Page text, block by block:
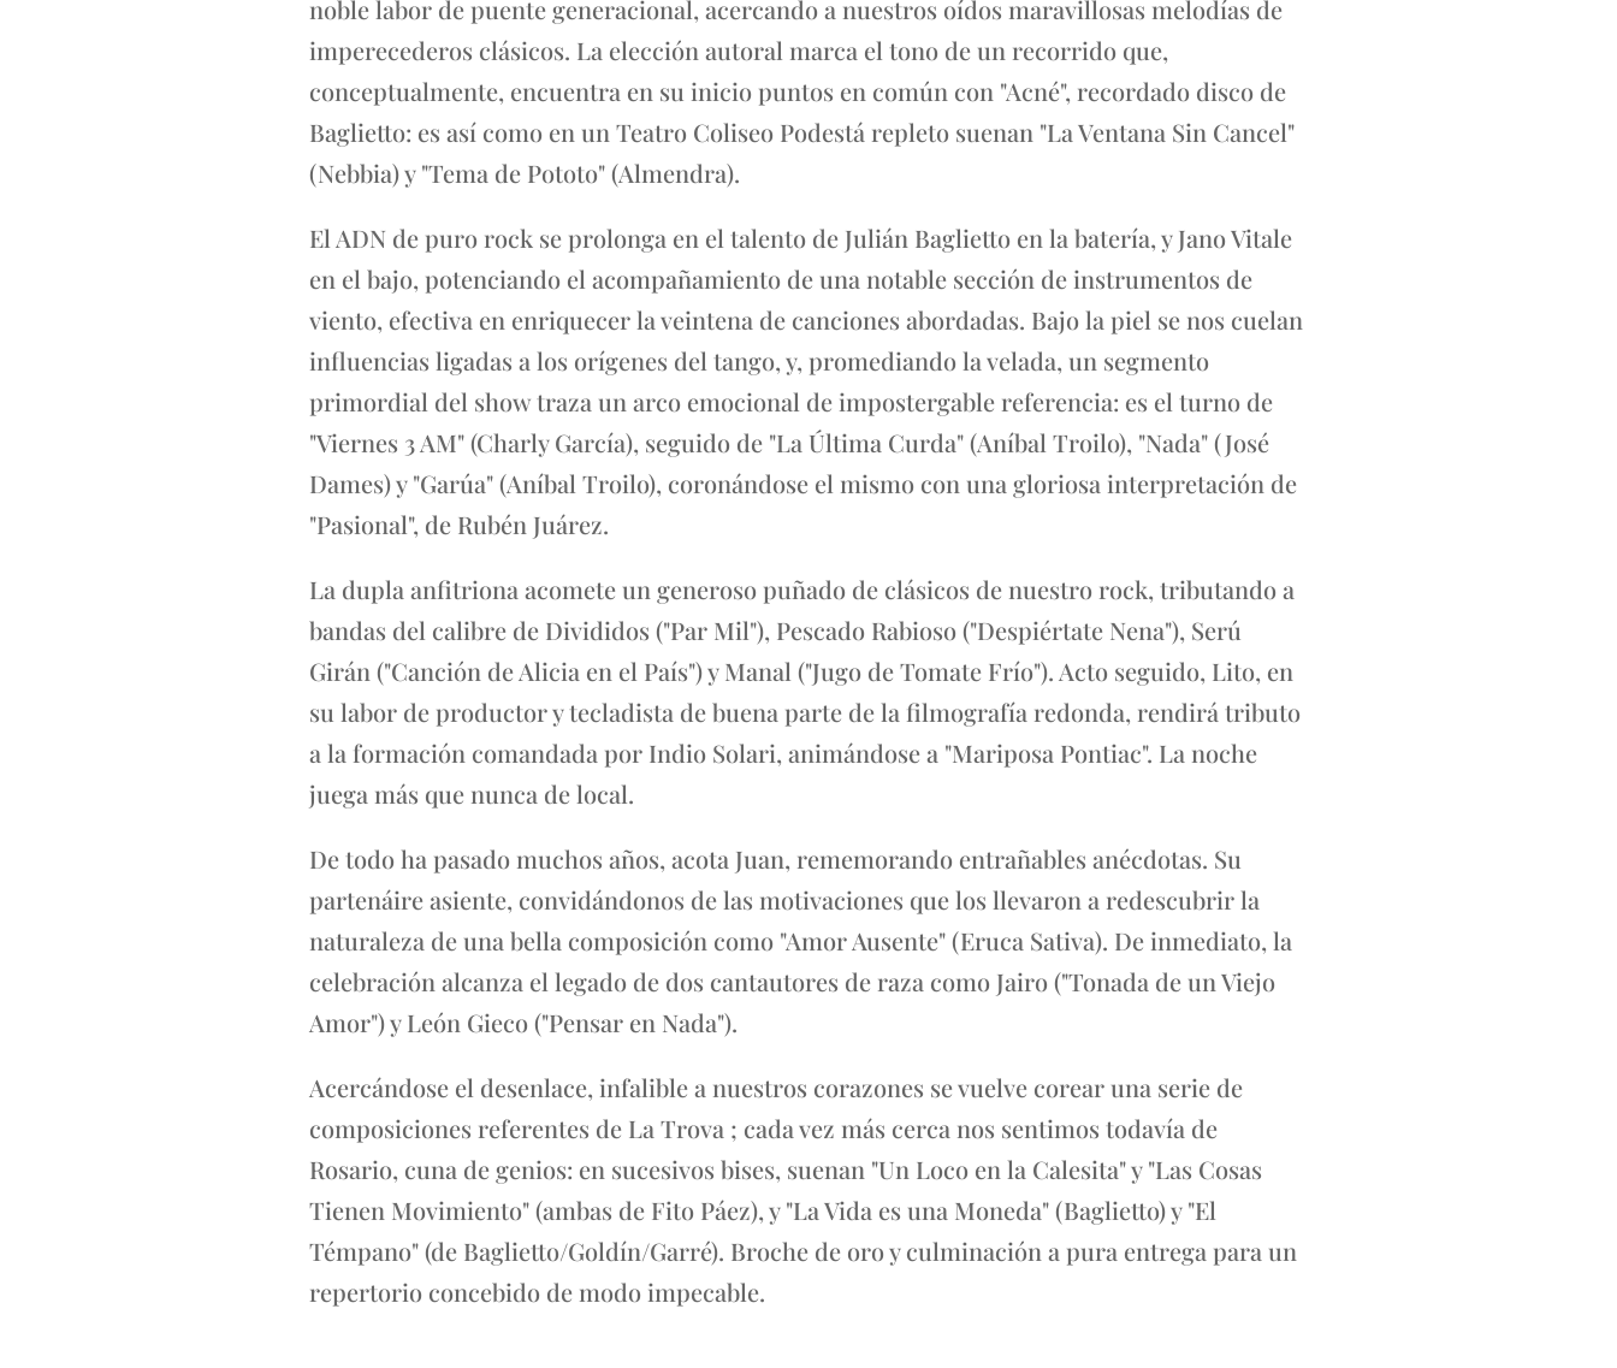
noble labor de puente generacional, acercando a nuestros oídos maravillosas melodías de
imperecederos clásicos. La elección autoral marca el tono de un recorrido que,
conceptualmente, encuentra en su inicio puntos en común con "Acné", recordado disco de
Baglietto: es así como en un Teatro Coliseo Podestá repleto suenan "La Ventana Sin Cancel"
(Nebbia) y "Tema de Pototo" (Almendra).
El ADN de puro rock se prolonga en el talento de Julián Baglietto en la batería, y Jano Vitale
en el bajo, potenciando el acompañamiento de una notable sección de instrumentos de
viento, efectiva en enriquecer la veintena de canciones abordadas. Bajo la piel se nos cuelan
influencias ligadas a los orígenes del tango, y, promediando la velada, un segmento
primordial del show traza un arco emocional de impostergable referencia: es el turno de
"Viernes 3 AM" (Charly García), seguido de "La Última Curda" (Aníbal Troilo), "Nada" (José
Dames) y "Garúa" (Aníbal Troilo), coronándose el mismo con una gloriosa interpretación de
"Pasional", de Rubén Juárez.
La dupla anfitriona acomete un generoso puñado de clásicos de nuestro rock, tributando a
bandas del calibre de Divididos ("Par Mil"), Pescado Rabioso ("Despiértate Nena"), Serú
Girán ("Canción de Alicia en el País") y Manal ("Jugo de Tomate Frío"). Acto seguido, Lito, en
su labor de productor y tecladista de buena parte de la filmografía redonda, rendirá tributo
a la formación comandada por Indio Solari, animándose a "Mariposa Pontiac". La noche
juega más que nunca de local.
De todo ha pasado muchos años, acota Juan, rememorando entrañables anécdotas. Su
partenáire asiente, convidándonos de las motivaciones que los llevaron a redescubrir la
naturaleza de una bella composición como "Amor Ausente" (Eruca Sativa). De inmediato, la
celebración alcanza el legado de dos cantautores de raza como Jairo ("Tonada de un Viejo
Amor") y León Gieco ("Pensar en Nada").
Acercándose el desenlace, infalible a nuestros corazones se vuelve corear una serie de
composiciones referentes de La Trova ; cada vez más cerca nos sentimos todavía de
Rosario, cuna de genios: en sucesivos bises, suenan "Un Loco en la Calesita" y "Las Cosas
Tienen Movimiento" (ambas de Fito Páez), y "La Vida es una Moneda" (Baglietto) y "El
Témpano" (de Baglietto/Goldín/Garré). Broche de oro y culminación a pura entrega para un
repertorio concebido de modo impecable.